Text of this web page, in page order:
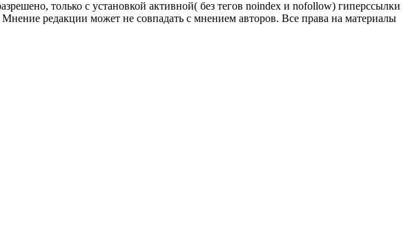
только с установкой активной( без тегов noindex и nofollow) гиперссылки
редакции может не совпадать с мнением авторов. Все права на материалы